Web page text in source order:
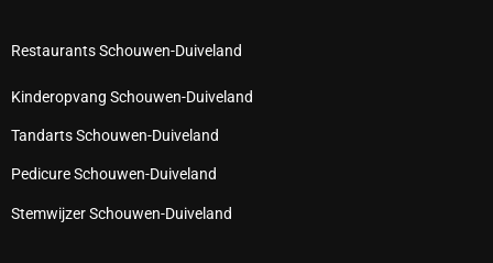
Restaurants Schouwen-Duiveland
Kinderopvang Schouwen-Duiveland
Tandarts Schouwen-Duiveland
Pedicure Schouwen-Duiveland
Stemwijzer Schouwen-Duiveland